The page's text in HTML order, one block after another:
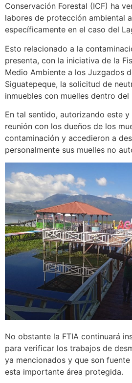
Conservación Forestal (ICF) ha
labores de protección ambiental
específicamente en el caso del
Esto relacionado a la
presenta, con la iniciativa de la
Medio Ambiente a los Juzgados
Siguatepeque, la solicitud de
inmuebles con muelles dentro del
En tal sentido, autorizando este y
reunión con los dueños de los
contaminación y accedieron a
personalmente sus muelles no
No obstante la FTIA continuará
para verificar los trabajos de
ya mencionados y que son
esta importante área protegida.